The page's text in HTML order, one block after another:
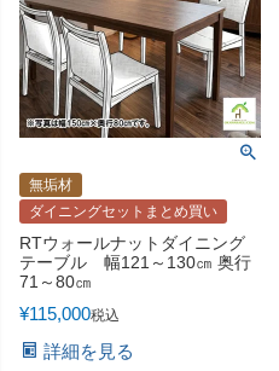
無垢材
ダイニングセットまとめ買い
RTウォールナットダイニング
テーブル 幅121～130㎝ 奥行
71～80㎝
¥115,000税込
詳細を見る